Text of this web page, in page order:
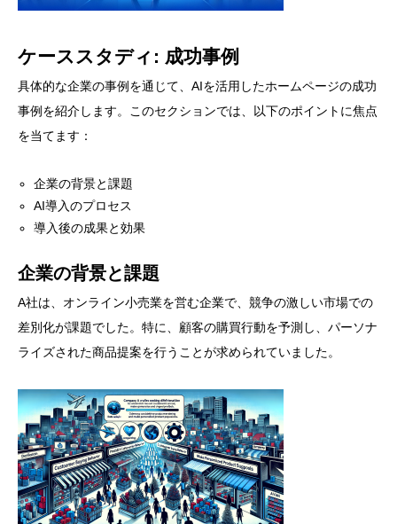
ケーススタディ: 成功事例
具体的な企業の事例を通じて、AIを活用したホームページの成功
事例を紹介します。このセクションでは、以下のポイントに焦点
を当てます：
企業の背景と課題
AI導入のプロセス
導入後の成果と効果
企業の背景と課題
A社は、オンライン小売業を営む企業で、競争の激しい市場での
差別化が課題でした。特に、顧客の購買行動を予測し、パーソナ
ライズされた商品提案を行うことが求められていました。